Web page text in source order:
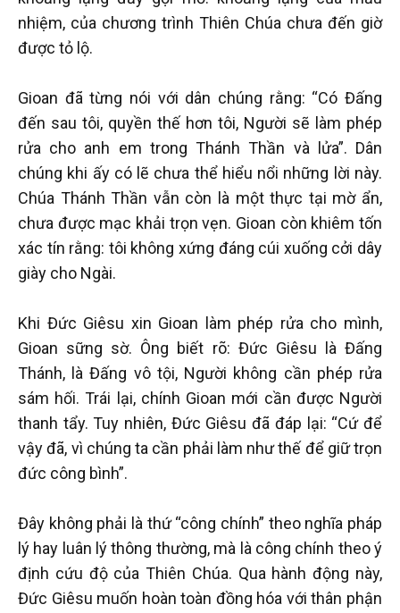
nhiệm, của chương trình Thiên Chúa chưa đến giờ
được tỏ lộ.
Gioan đã từng nói với dân chúng rằng: “Có Đấng
đến sau tôi, quyền thế hơn tôi, Người sẽ làm phép
rửa cho anh em trong Thánh Thần và lửa”. Dân
chúng khi ấy có lẽ chưa thể hiểu nổi những lời này.
Chúa Thánh Thần vẫn còn là một thực tại mờ ẩn,
chưa được mạc khải trọn vẹn. Gioan còn khiêm tốn
xác tín rằng: tôi không xứng đáng cúi xuống cởi dây
giày cho Ngài.
Khi Đức Giêsu xin Gioan làm phép rửa cho mình,
Gioan sững sờ. Ông biết rõ: Đức Giêsu là Đấng
Thánh, là Đấng vô tội, Người không cần phép rửa
sám hối. Trái lại, chính Gioan mới cần được Người
thanh tẩy. Tuy nhiên, Đức Giêsu đã đáp lại: “Cứ để
vậy đã, vì chúng ta cần phải làm như thế để giữ trọn
đức công bình”.
Đây không phải là thứ “công chính” theo nghĩa pháp
lý hay luân lý thông thường, mà là công chính theo ý
định cứu độ của Thiên Chúa. Qua hành động này,
Đức Giêsu muốn hoàn toàn đồng hóa với thân phận